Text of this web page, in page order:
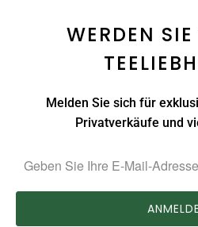
WERDEN
Melden Sie sich für
Privatverkäufe und